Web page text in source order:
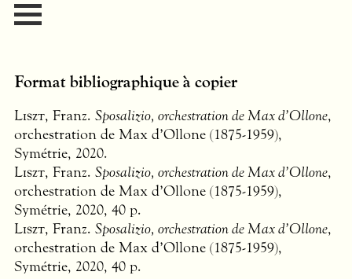
Format bibliographique à copier
Liszt, Franz. Sposalizio, orchestration de Max d’Ollone,
orchestration de Max d’Ollone (1875-1959),
Symétrie, 2020.
Liszt, Franz. Sposalizio, orchestration de Max d’Ollone,
orchestration de Max d’Ollone (1875-1959),
Symétrie, 2020, 40 p.
Liszt, Franz. Sposalizio, orchestration de Max d’Ollone,
orchestration de Max d’Ollone (1875-1959),
Symétrie, 2020, 40 p.